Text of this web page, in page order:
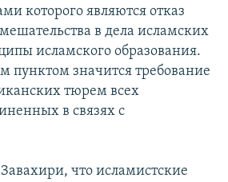
которого являются отказ
в дела исламских
исламского образования.
значится требование
тюрем всех
в связях с
что исламистские